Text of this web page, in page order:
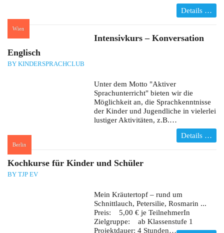
Wien
Details …
Intensivkurs – Konversation
Englisch
BY KINDERSPRACHCLUB
Berlin
Unter dem Motto "Aktiver
Sprachunterricht" bieten wir die
Möglichkeit an, die Sprachkenntnisse
der Kinder und Jugendliche in vielerlei
lustiger Aktivitäten, z.B.…
Details …
Kochkurse für Kinder und Schüler
BY TJP EV
Mein Kräutertopf – rund um
Schnittlauch, Petersilie, Rosmarin ...
Preis: 5,00 € je TeilnehmerIn
Zielgruppe: ab Klassenstufe 1
Projektdauer: 4 Stunden…